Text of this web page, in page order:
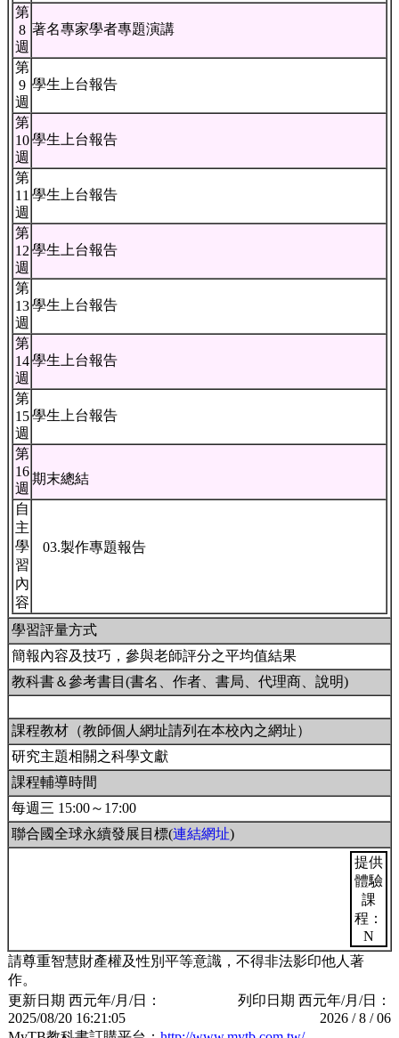
第
8
週
著名專家學者專題演講
第
9
週
學生上台報告
第
10
週
學生上台報告
第
11
週
學生上台報告
第
12
週
學生上台報告
第
13
週
學生上台報告
第
14
週
學生上台報告
第
15
週
學生上台報告
第
16
週
期末總結
自
主
學
習
內
容
03.製作專題報告
學習評量方式
簡報內容及技巧，參與老師評分之平均值結果
教科書＆參考書目(書名、作者、書局、代理商、說明)
課程教材（教師個人網址請列在本校內之網址）
研究主題相關之科學文獻
課程輔導時間
每週三 15:00～17:00
聯合國全球永續發展目標(連結網址)
提供
體驗
課
程：
N
請尊重智慧財產權及性別平等意識，不得非法影印他人著
作。
更新日期 西元年/月/日：
2025/08/20 16:21:05
列印日期 西元年/月/日：
2026 / 8 / 06